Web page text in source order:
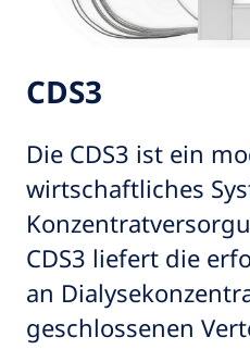
CDS3
Die CDS3 ist ein
wirtschaftliches
CDS3 liefert die
an
geschlossenen